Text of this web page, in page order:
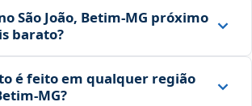
São João, Betim‑MG próximo
barato?
é feito em qualquer região